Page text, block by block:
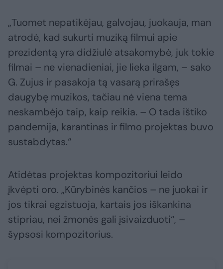
„Tuomet nepatikėjau, galvojau, juokauja, man
atrodė, kad sukurti muziką filmui apie
prezidentą yra didžiulė atsakomybė, juk tokie
filmai – ne vienadieniai, jie lieka ilgam, – sako
G. Zujus ir pasakoja tą vasarą prirašęs
daugybę muzikos, tačiau nė viena tema
neskambėjo taip, kaip reikia. – O tada ištiko
pandemija, karantinas ir filmo projektas buvo
sustabdytas.“
Atidėtas projektas kompozitoriui leido
įkvėpti oro. „Kūrybinės kančios – ne juokai ir
jos tikrai egzistuoja, kartais jos iškankina
stipriau, nei žmonės gali įsivaizduoti“, –
šypsosi kompozitorius.